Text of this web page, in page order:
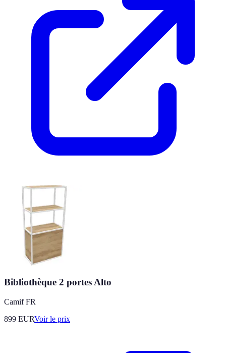
Bibliothèque 2 portes Alto
Camif FR
899 EURVoir le prix